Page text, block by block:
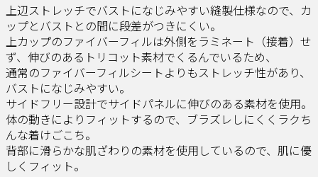
上辺ストレッチでバストになじみやすい縫製仕様なので、カ
ップとバストとの間に段差がつきにくい。
上カップのファイバーフィルは外側をラミネート（接着）せ
ず、伸びのあるトリコット素材でくるんでいるため、
通常のファイバーフィルシートよりもストレッチ性があり、
バストになじみやすい。
サイドフリー設計でサイドパネルに伸びのある素材を使用。
体の動きによりフィットするので、ブラズレしにくくラクち
んな着けごこち。
背部に滑らかな肌ざわりの素材を使用しているので、肌に優
しくフィット。